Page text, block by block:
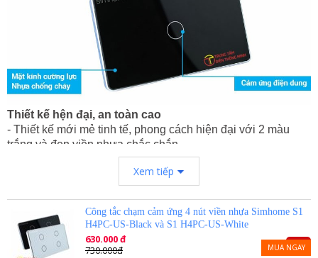
Thiết kế hện đại, an toàn cao
- Thiết kế mới mẻ tinh tế, phong cách hiện đại với 2 màu
trắng và đen viền nhựa chắc chắn
- Công nghệ cảm ứng điện dung mang lại tương tác tốt nhất
trên từng nút chạm. Độ chính xác cao ở điều kiện môi
trường ẩm ướt như dính nước
- Công nghệ tia lửa thông minh giúp triệt tiêu hiện tượng
phát sinh tia lửa, mặt kính cường lực chống nước mang lại
sự an toàn cách điện tuyệt đối
Xem tiếp
Công tắc chạm cảm ứng 4 nút viền nhựa Simhome S1
H4PC-US-Black và S1 H4PC-US-White
630.000 đ
730.000đ
-14%
MUA NGAY